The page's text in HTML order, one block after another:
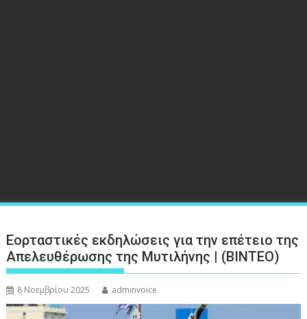
Εορταστικές εκδηλώσεις για την επέτειο της
Απελευθέρωσης της Μυτιλήνης | (ΒΙΝΤΕΟ)
8 Νοεμβρίου 2025 adminvoice